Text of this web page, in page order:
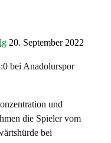
20. September 2022
bei Anadolurspor
und
die Spieler vom
bei